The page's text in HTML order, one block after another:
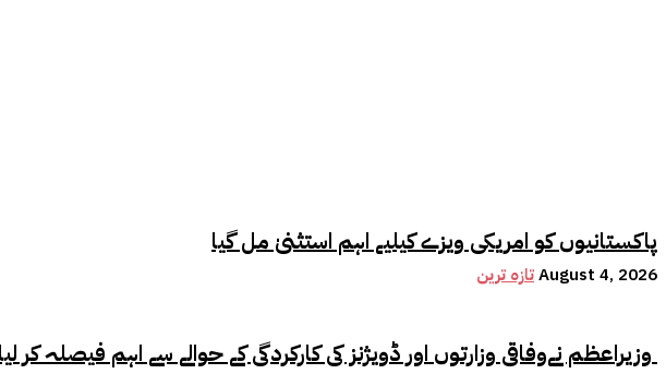
پاکستانیوں کو امریکی ویزے کیلیے اہم استثنیٰ مل گیا
تازہ ترینAugust 4, 2026
وزیراعظم نےوفاقی وزارتوں اور ڈویژنز کی کارکردگی کے حوالے سے اہم فیصلہ کر لیا